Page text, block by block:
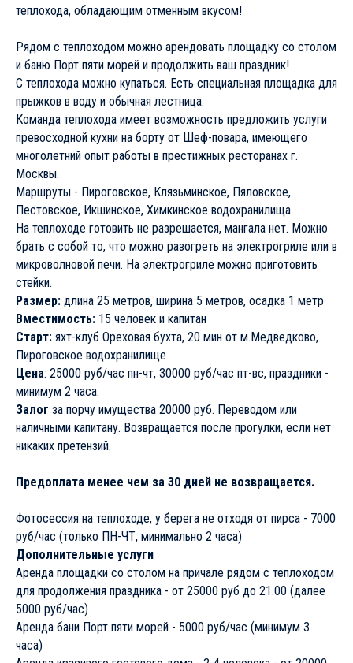
Аренда теплохода в Москве
Luxury
Прекрасный красивый теплоход для красивого отдыха!
Только для эстетов, способных оценить красоту! Если вы не
знаете, где провести девичник, сыграть свадьбу, красивую
вечеринку или семейный праздник - то рассмотрите наше
удивительное место рядом с Москвой! Рядом есть площадка
для продолжения праздника.
На теплоходе гораздо удобнее, чем на большой моторной
яхте - большая площадка на верхней палубе с тентом и
лиственницы!
теплохода, обладающим отменным вкусом!
Рядом с теплоходом можно арендовать площадку со столом
и баню Порт пяти морей и продолжить ваш праздник!
С теплохода можно купаться. Есть специальная площадка для
прыжков в воду и обычная лестница.
Команда теплохода имеет возможность предложить услуги
превосходной кухни на борту от Шеф-повара, имеющего